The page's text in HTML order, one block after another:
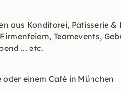
aus Konditorei, Patisserie &
Teamevents,
... etc.
einem Café in München